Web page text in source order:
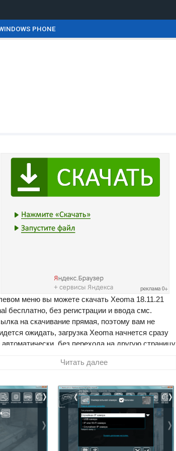
PHONE
меню вы можете скачать Xeoma 18.11.21
бесплатно, без регистрации и ввода смс.
на скачивание прямая, поэтому вам не
ожидать, загрузка Xeoma начнется сразу
без перехода на другую страницу.
любые веб-и IP-камеры, в том числе
Fi камеры, а также Интернет-камеры. Позволяет
встроенный плеер для просмотра
видео. Не требует установки и прав
Читать далее